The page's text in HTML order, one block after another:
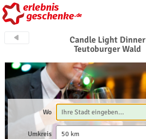
Candle Light Dinner
Teutoburger Wald
Wo
Umkreis 50 km